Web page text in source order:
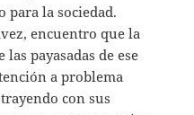
para la sociedad.
encuentro que la
payasadas de ese
a problema
con sus